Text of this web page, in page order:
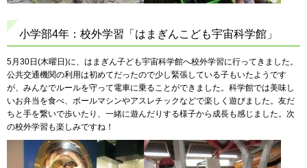
小学部4年：校外学習「はまぎんこども宇宙科学館」
5月30日(木曜日)に、はまぎん子ども宇宙科学館へ校外学習に行ってきました。
公共交通機関の利用は初めてだったので少し緊張している子もいたようです
が、みんなでルールを守って電車に乗ることができました。科学館では美味し
いお弁当を食べ、ボールマシンやアスレチックなどで楽しく遊びました。友だ
ちと手を繋いで歩いたり、一緒に遊んだりする様子から成長も感じました。次
の校外学習も楽しみですね！